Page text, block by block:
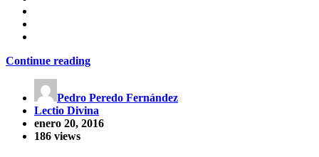
Continue reading
Pedro Peredo Fernández
Lectio Divina
enero 20, 2016
186 views